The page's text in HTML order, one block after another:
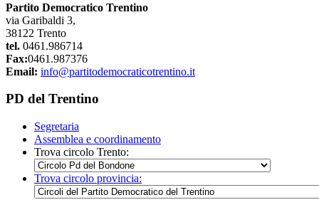
Partito Democratico Trentino
via Garibaldi 3,
38122 Trento
tel. 0461.986714
Fax:0461.987376
Email: info@partitodemocraticotrentino.it
PD del Trentino
Segretaria
Assemblea e coordinamento
Trova circolo Trento:
Trova circolo provincia: